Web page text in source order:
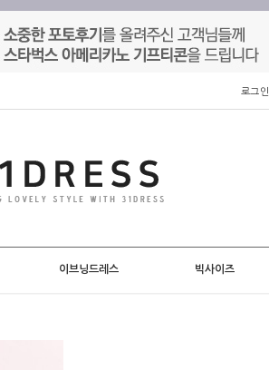
로그인
이브닝드레스 빅사이즈